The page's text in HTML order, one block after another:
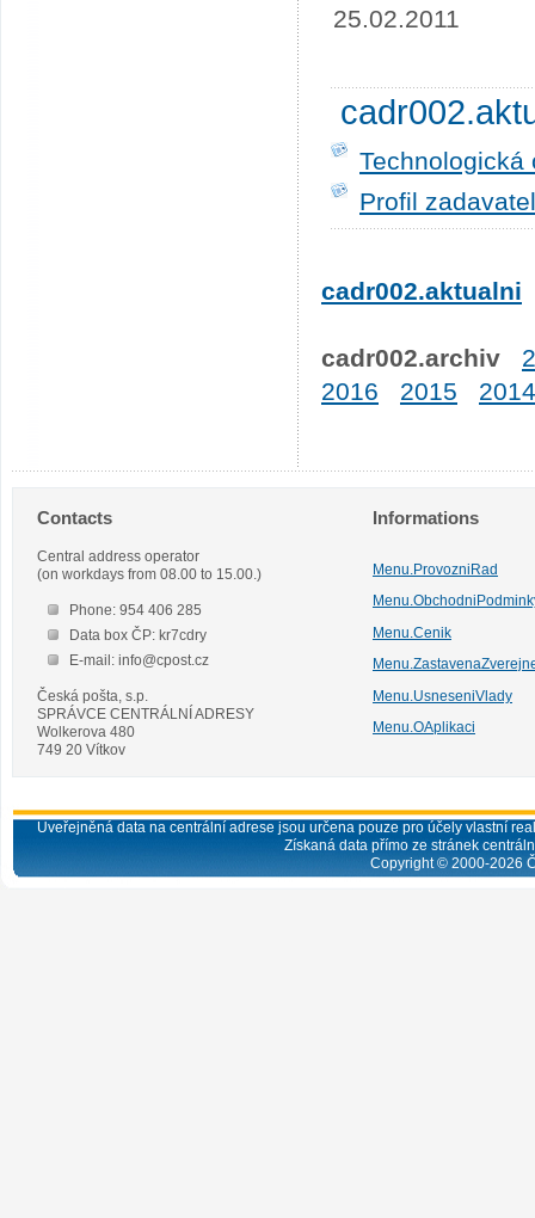
25.02.2011
Technologická
Profil
cadr002.aktualni
cadr002.archiv
2016
2015 2014
Contacts
Central address operator
(on workdays from 08.00 to 15.00.)
Phone: 954 406 285
Data box ČP: kr7cdry
E-mail: info@cpost.cz
Česká pošta, s.p.
SPRÁVCE CENTRÁLNÍ ADRESY
Wolkerova 480
749 20 Vítkov
Informations
Menu.ProvozniRad
Menu.Cenik
Menu.UsneseniVlady
Menu.OAplikaci
Uveřejněná data na centrální adrese jsou určena pouze pro účely vlastní
Získaná data přímo ze stránek
Copyright © 2000-2026